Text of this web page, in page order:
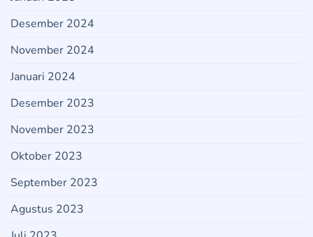
Desember 2024
November 2024
Januari 2024
Desember 2023
November 2023
Oktober 2023
September 2023
Agustus 2023